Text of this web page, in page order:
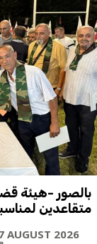
بالصور -هيئة
متقاعدين
AUGUST 2026